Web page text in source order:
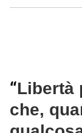
“Libertà
che,